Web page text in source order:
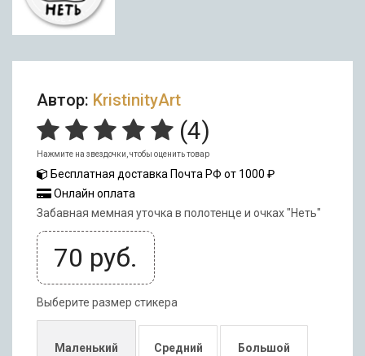
Автор: KristinityArt
(4)
Нажмите на звездочки, чтобы оценить товар
Бесплатная доставка Почта РФ от 1000 ₽
Онлайн оплата
Забавная мемная уточка в полотенце и очках "Неть"
70 руб.
Выберите размер стикера
Маленький Средний Большой